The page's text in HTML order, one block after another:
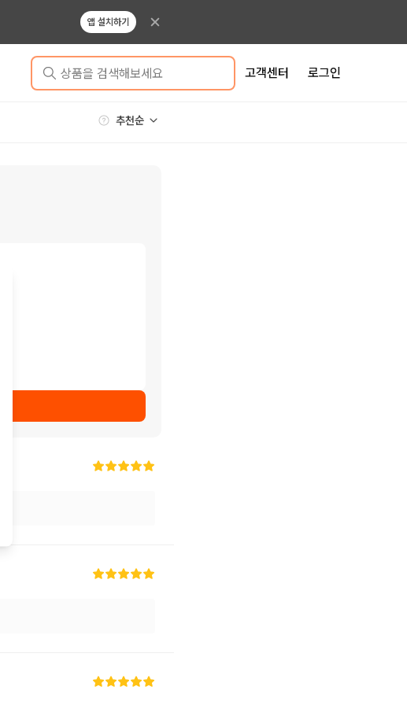
앱 설치하기
상품을 검색해보세요 고객센터 로그인